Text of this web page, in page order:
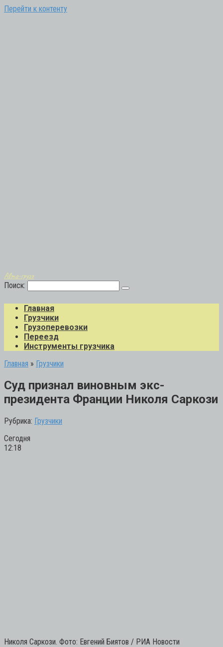
Перейти к контенту
Авто-грузо
Поиск:
Главная
Грузчики
Грузоперевозки
Переезд
Инструменты грузчика
Главная » Грузчики
Суд признал виновным экс-
президента Франции Николя Саркози
Рубрика: Грузчики
Сегодня
12:18
Николя Саркози. Фото: Евгений Биятов / РИА Новости